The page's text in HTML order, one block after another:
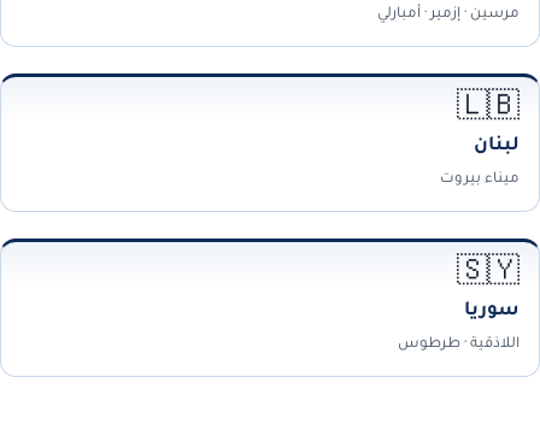
مرسين · إزمير · أمبارلي
🇱🇧
لبنان
ميناء بيروت
🇸🇾
سوريا
اللاذقية · طرطوس